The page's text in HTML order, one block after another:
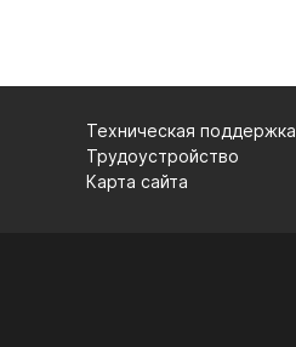
Техническая поддержка
Трудоустройство
Карта сайта